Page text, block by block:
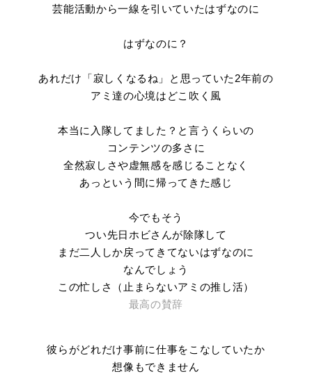
芸能活動から一線を引いていたはずなのに
はずなのに？
あれだけ「寂しくなるね」と思っていた2年前の
アミ達の心境はどこ吹く風
本当に入隊してました？と言うくらいの
コンテンツの多さに
全然寂しさや虚無感を感じることなく
あっという間に帰ってきた感じ
今でもそう
つい先日ホビさんが除隊して
まだ二人しか戻ってきてないはずなのに
なんでしょう
この忙しさ（止まらないアミの推し活）
最高の賛辞
彼らがどれだけ事前に仕事をこなしていたか
想像もできません